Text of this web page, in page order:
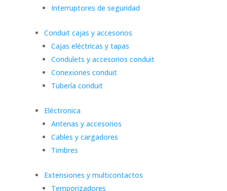
Interruptores de seguridad
Conduit cajas y accesorios
Cajas eléctricas y tapas
Condulets y accesorios conduit
Conexiones conduit
Tubería conduit
Eléctronica
Antenas y accesorios
Cables y cargadores
Timbres
Extensiones y multicontactos
Temporizadores